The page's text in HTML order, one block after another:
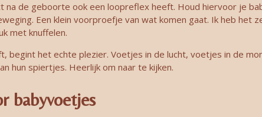
na de geboorte ook een loopreflex heeft. Houd hiervoor je
Een klein voorproefje van wat komen gaat. Ik heb het
met knuffelen.
begint het echte plezier. Voetjes in de lucht, voetjes in de
hun spiertjes. Heerlijk om naar te kijken.
babyvoetjes